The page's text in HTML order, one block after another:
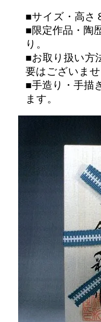
■サイズ・高さ
■限定作品・陶
り。
■お取り扱い方
要はございま
■手造り・手描
ます。